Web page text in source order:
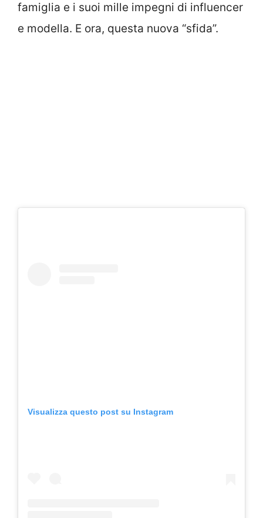
famiglia e i suoi mille impegni di influencer
e modella. E ora, questa nuova “sfida”.
Visualizza questo post su Instagram